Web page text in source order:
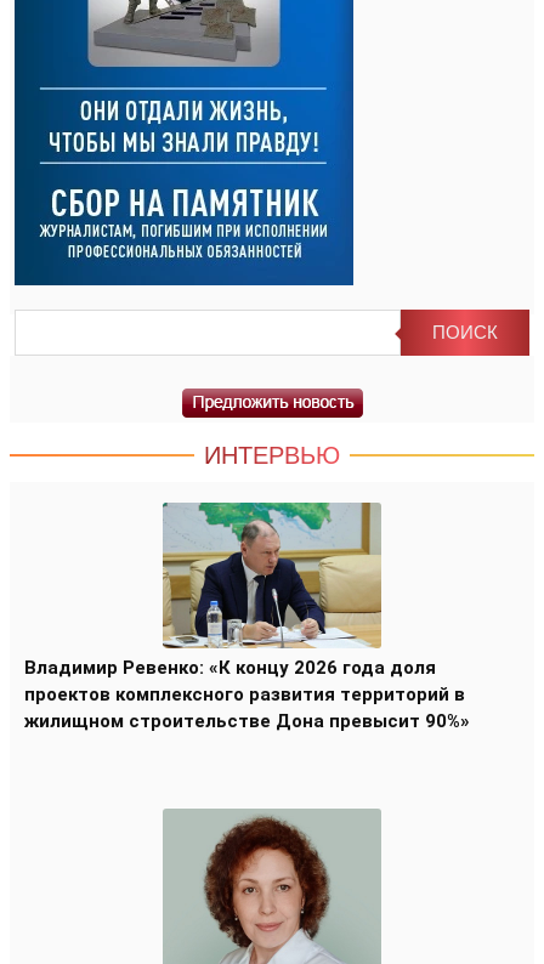
ИНТЕРВЬЮ
Владимир Ревенко: «К концу 2026 года доля
проектов комплексного развития территорий в
жилищном строительстве Дона превысит 90%»